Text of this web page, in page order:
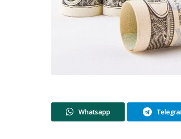
Whatsapp